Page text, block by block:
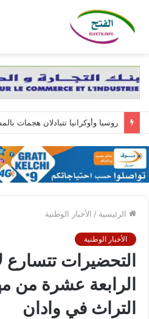
الرئيسية / الأخبار الوطنية
الأخبار الوطنية
التحضيرات تتسارع
الرابعة عشرة من
التراث في وادان